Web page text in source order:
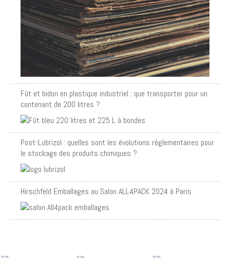
Fût et bidon en plastique industriel : que transporter pour un
contenant de 200 litres ?
Post-Lubrizol : quelles sont les évolutions réglementaires pour
le stockage des produits chimiques ?
Hirschfeld Emballages au Salon ALL4PACK 2024 à Paris